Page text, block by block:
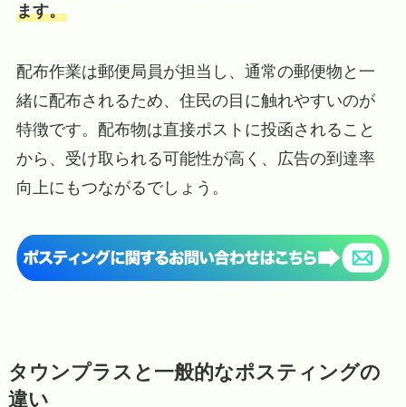
ます。
配布作業は郵便局員が担当し、通常の郵便物と一
緒に配布されるため、住民の目に触れやすいのが
特徴です。配布物は直接ポストに投函されること
から、受け取られる可能性が高く、広告の到達率
向上にもつながるでしょう。
タウンプラスと一般的なポスティングの
違い